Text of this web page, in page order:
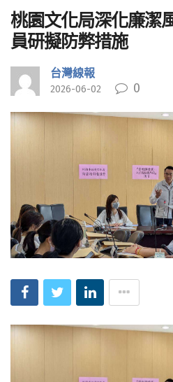
桃園文化局深化廉潔
員研擬防弊措施
台灣線報
2026-06-02 0